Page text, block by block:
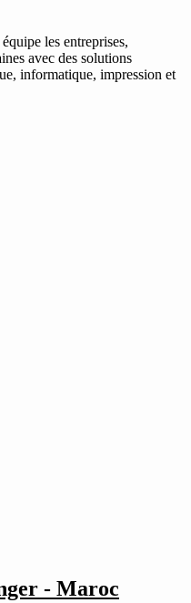
les entreprises,
avec des solutions
informatique, impression et
- Maroc